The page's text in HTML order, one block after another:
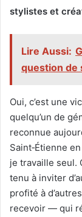
stylistes et
Lire Aussi:
question de
Oui, c’est une
quelqu’un de
reconnue
Saint‑Étienne
je travaille seul.
tenu à inviter
profité à
recevoir — qui